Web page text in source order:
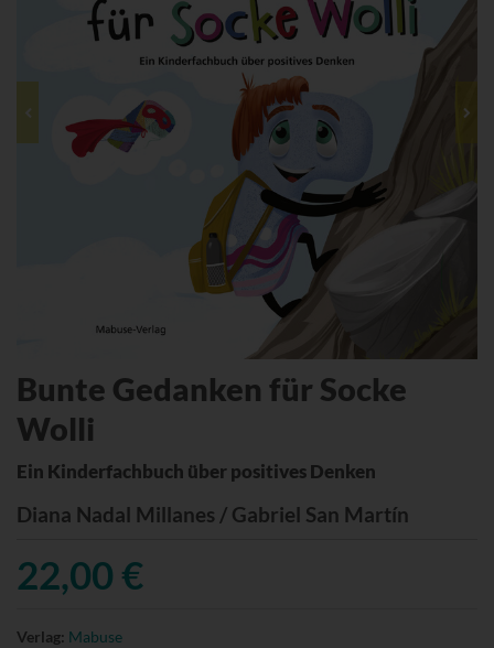
Bunte Gedanken für Socke
Wolli
Ein Kinderfachbuch über positives Denken
Diana Nadal Millanes / Gabriel San Martín
22,00 €
Verlag: Mabuse